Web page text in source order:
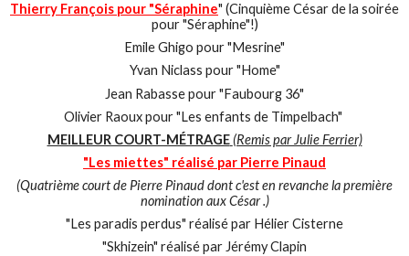
Thierry François pour "Séraphine" (Cinquième César de la soirée
pour "Séraphine"!)
Emile Ghigo pour "Mesrine"
Yvan Niclass pour "Home"
Jean Rabasse pour "Faubourg 36"
Olivier Raoux pour "Les enfants de Timpelbach"
MEILLEUR COURT-MÉTRAGE (Remis par Julie Ferrier)
"Les miettes" réalisé par Pierre Pinaud
(Quatrième court de Pierre Pinaud dont c'est en revanche la première
nomination aux César .)
"Les paradis perdus" réalisé par Hélier Cisterne
"Skhizein" réalisé par Jérémy Clapin